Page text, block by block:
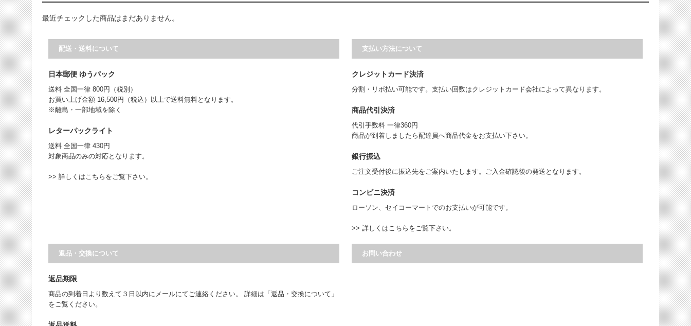
最近チェックした商品はまだありません。
配送・送料について
日本郵便 ゆうパック
送料 全国一律 800円（税別）
お買い上げ金額 16,500円（税込）以上で送料無料となります。
※離島・一部地域を除く
レターパックライト
送料 全国一律 430円
対象商品のみの対応となります。
>> 詳しくはこちらをご覧下さい。
支払い方法について
クレジットカード決済
分割・リボ払い可能です。支払い回数はクレジットカード会社によって異なります。
商品代引決済
代引手数料 一律360円
商品が到着しましたら配達員へ商品代金をお支払い下さい。
銀行振込
ご注文受付後に振込先をご案内いたします。ご入金確認後の発送となります。
コンビニ決済
ローソン、セイコーマートでのお支払いが可能です。
>> 詳しくはこちらをご覧下さい。
返品・交換について
返品期限
商品の到着日より数えて３日以内にメールにてご連絡ください。 詳細は 「返品・交換について」
をご覧ください。
お問い合わせ